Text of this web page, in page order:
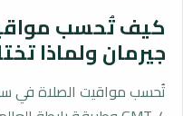
كيف تُحسب
جيرمان ولماذا
تُحسب مواقيت الصلاة في